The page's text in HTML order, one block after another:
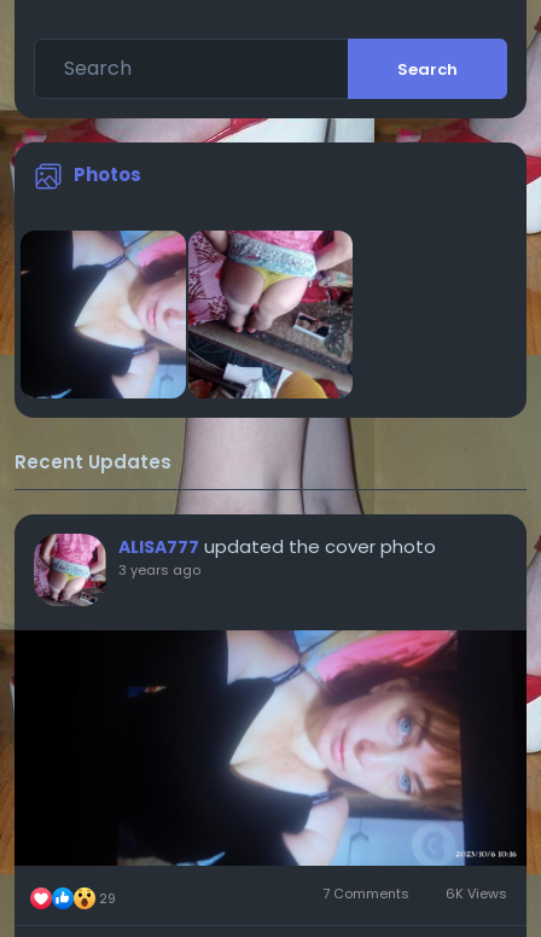
Search
Photos
Recent Updates
ALISA777 updated the cover photo
3 years ago
29 7 Comments 6K Views